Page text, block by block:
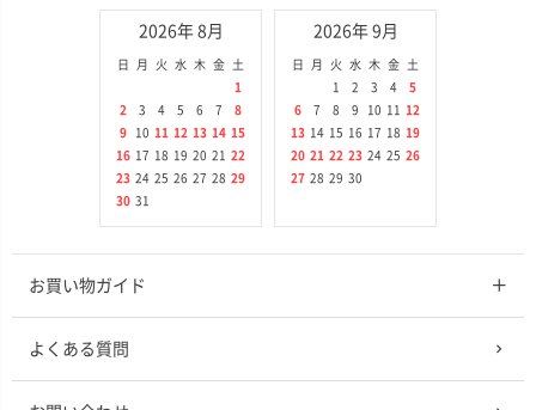
2026年 8月
日 月 火 水 木 金
土
1
2
3 4 5 6 7
8
9
10 11 12 13 14 15
16 17 18 19 20 21
22
23 24 25 26 27 28 29
30 31
2026年 9月
日 月 火 水 木 金
土
1
2 3 4
5
6
7 8 9 10 11
12
13 14 15 16 17 18 19
20 21 22 23 24 25 26
27 28 29 30
お買い物ガイド
よくある質問